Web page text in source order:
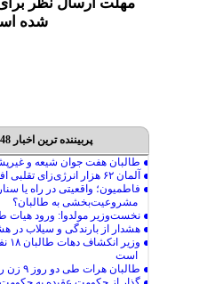
شده
پربیننده ترین اخبار 48 ساعت گذشته